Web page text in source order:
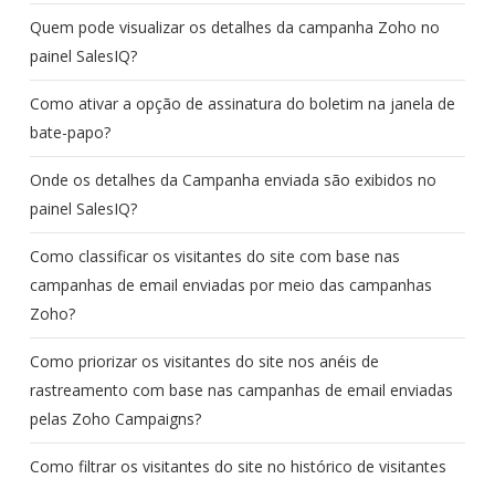
Quem pode visualizar os detalhes da campanha Zoho no
painel SalesIQ?
Como ativar a opção de assinatura do boletim na janela de
bate-papo?
Onde os detalhes da Campanha enviada são exibidos no
painel SalesIQ?
Como classificar os visitantes do site com base nas
campanhas de email enviadas por meio das campanhas
Zoho?
Como priorizar os visitantes do site nos anéis de
rastreamento com base nas campanhas de email enviadas
pelas Zoho Campaigns?
Como filtrar os visitantes do site no histórico de visitantes